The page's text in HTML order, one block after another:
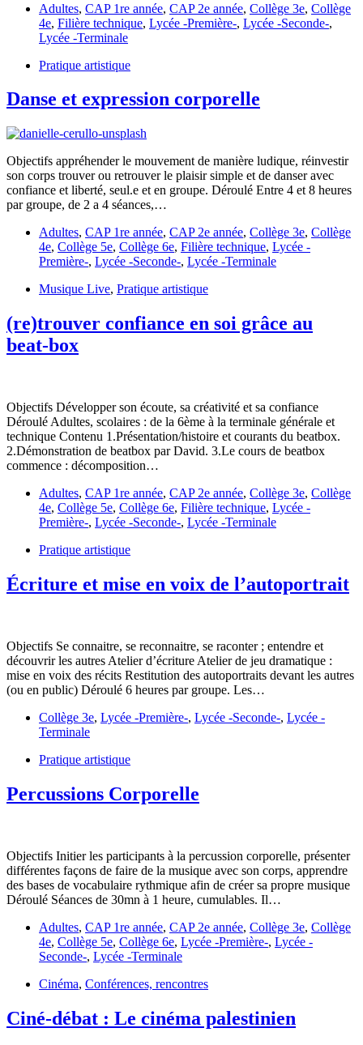
Adultes, CAP 1re année, CAP 2e année, Collège 3e, Collège
4e, Filière technique, Lycée -Première-, Lycée -Seconde-,
Lycée -Terminale
Pratique artistique
Danse et expression corporelle
Objectifs appréhender le mouvement de manière ludique, réinvestir
son corps trouver ou retrouver le plaisir simple et de danser avec
confiance et liberté, seul.e et en groupe. Déroulé Entre 4 et 8 heures
par groupe, de 2 a 4 séances,…
Adultes, CAP 1re année, CAP 2e année, Collège 3e, Collège
4e, Collège 5e, Collège 6e, Filière technique, Lycée -
Première-, Lycée -Seconde-, Lycée -Terminale
Musique Live, Pratique artistique
(re)trouver confiance en soi grâce au
beat-box
Objectifs Développer son écoute, sa créativité et sa confiance
Déroulé Adultes, scolaires : de la 6ème à la terminale générale et
technique Contenu 1.Présentation/histoire et courants du beatbox.
2.Démonstration de beatbox par David. 3.Le cours de beatbox
commence : décomposition…
Adultes, CAP 1re année, CAP 2e année, Collège 3e, Collège
4e, Collège 5e, Collège 6e, Filière technique, Lycée -
Première-, Lycée -Seconde-, Lycée -Terminale
Pratique artistique
Écriture et mise en voix de l’autoportrait
Objectifs Se connaitre, se reconnaitre, se raconter ; entendre et
découvrir les autres Atelier d’écriture Atelier de jeu dramatique :
mise en voix des récits Restitution des autoportraits devant les autres
(ou en public) Déroulé 6 heures par groupe. Les…
Collège 3e, Lycée -Première-, Lycée -Seconde-, Lycée -
Terminale
Pratique artistique
Percussions Corporelle
Objectifs Initier les participants à la percussion corporelle, présenter
différentes façons de faire de la musique avec son corps, apprendre
des bases de vocabulaire rythmique afin de créer sa propre musique
Déroulé Séances de 30mn à 1 heure, cumulables. Il…
Adultes, CAP 1re année, CAP 2e année, Collège 3e, Collège
4e, Collège 5e, Collège 6e, Lycée -Première-, Lycée -
Seconde-, Lycée -Terminale
Cinéma, Conférences, rencontres
Ciné-débat : Le cinéma palestinien